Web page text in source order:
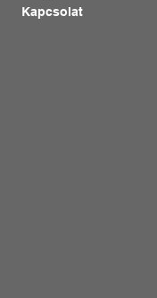
Kapcsolat